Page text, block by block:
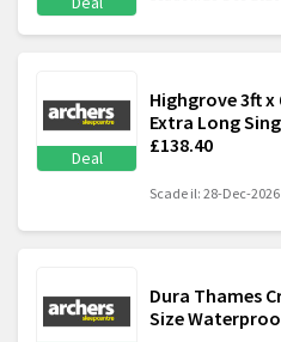
Deal
Highgrove 3ft
Extra Long
£138.40
Scade il: 28-Dec-2026
Dura Thames
Size